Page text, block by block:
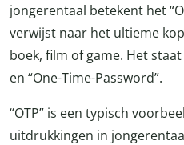
jongerentaal betekent het
verwijst naar het ultieme
boek, film of game. Het
en “One-Time-Password”.
“OTP” is een typisch
uitdrukkingen in